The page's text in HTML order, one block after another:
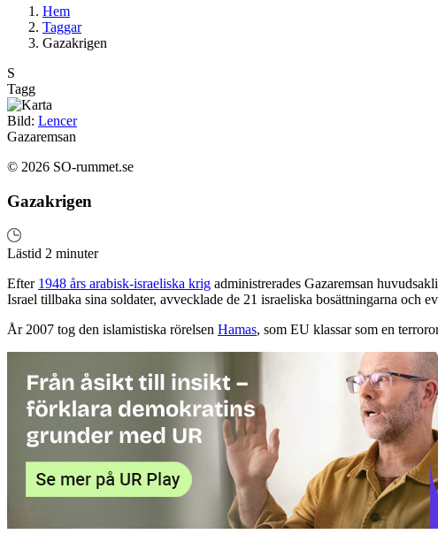
Hem
Taggar
Gazakrigen
S
Tagg
Bild: Lencer
Gazaremsan
© 2026 SO-rummet.se
Gazakrigen
Lästid 2 minuter
Efter 1948 års arabisk-israeliska krig administrerades Gazaremsan
Israel tillbaka sina soldater, avvecklade de 21 israeliska bosättningarna och
År 2007 tog den islamistiska rörelsen Hamas, som EU klassar som en